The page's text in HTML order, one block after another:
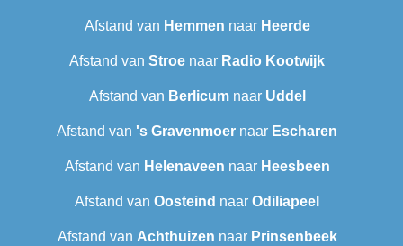
Afstand van Hemmen naar Heerde
Afstand van Stroe naar Radio Kootwijk
Afstand van Berlicumnaar Uddel
Afstand van 's Gravenmoer naar Escharen
Afstand van Helenaveen naar Heesbeen
Afstand van Oosteind naar Odiliapeel
Afstand van Achthuizen naar Prinsenbeek